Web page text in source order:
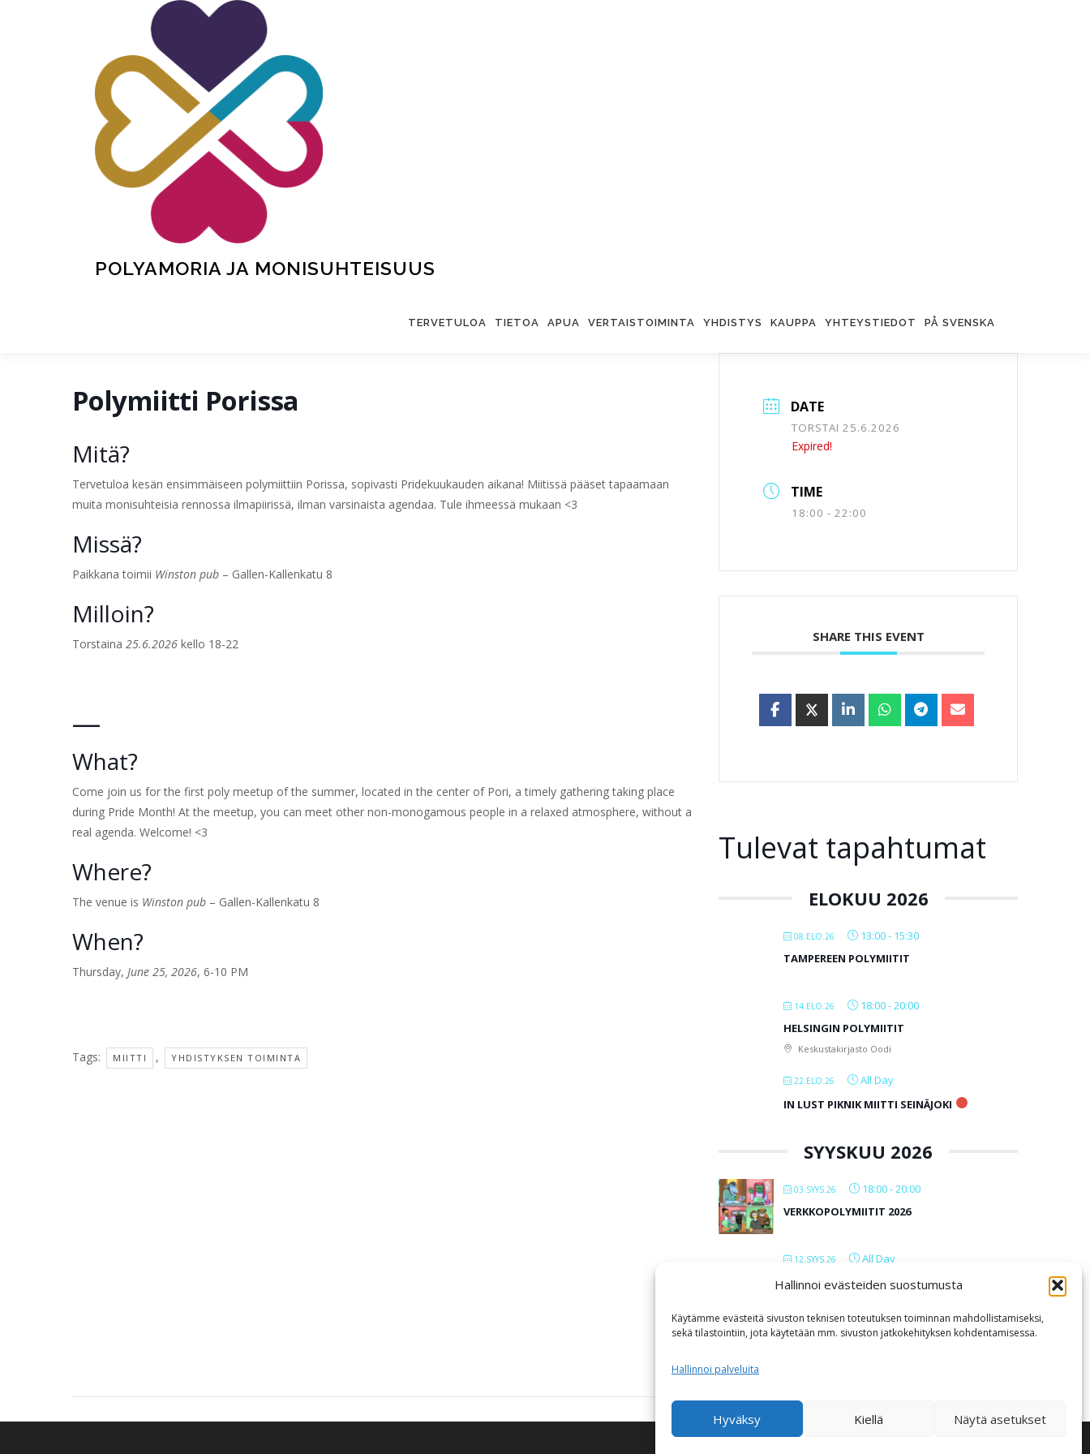
Hallinnoi evästeiden suostumusta
Käytämme evästeitä sivuston teknisen toteutuksen toiminnan mahdollistamiseksi,
sekä tilastointiin, jota käytetään mm. sivuston jatkokehityksen kohdentamisessa.
Hallinnoi palveluita
Hyväksy Kiellä Näytä asetukset
POLYAMORIA JA MONISUHTEISUUS
TERVETULOA TIETOA APUA VERTAISTOIMINTA YHDISTYS KAUPPA YHTEYSTIEDOT PÅ SVENSKA
Polymiitti Porissa
Mitä?
Tervetuloa kesän ensimmäiseen polymiittiin Porissa, sopivasti Pridekuukauden aikana! Miitissä pääset tapaamaan
muita monisuhteisia rennossa ilmapiirissä, ilman varsinaista agendaa. Tule ihmeessä mukaan <3
Missä?
Paikkana toimii Winston pub – Gallen-Kallenkatu 8
Milloin?
Torstaina 25.6.2026 kello 18-22
—
What?
Come join us for the first poly meetup of the summer, located in the center of Pori, a timely gathering taking place
during Pride Month! At the meetup, you can meet other non-monogamous people in a relaxed atmosphere, without a
real agenda. Welcome! <3
Where?
The venue is Winston pub – Gallen-Kallenkatu 8
When?
Thursday, June 25, 2026, 6-10 PM
Tags: MIITTI , YHDISTYKSEN TOIMINTA
DATE
TORSTAI 25.6.2026
Expired!
TIME
18:00 - 22:00
SHARE THIS EVENT
Tulevat tapahtumat
ELOKUU 2026
08.ELO.26 13:00- 15:30
TAMPEREEN POLYMIITIT
14.ELO.26 18:00-20:00
HELSINGIN POLYMIITIT
Keskustakirjasto Oodi
22.ELO.26
All Day
IN LUST PIKNIK MIITTI SEINÄJOKI
SYYSKUU 2026
03.SYYS.26 18:00-20:00
VERKKOPOLYMIITIT 2026
12.SYYS.26
All Day
IN LUST BAARIMIITTI SEINÄJOKI